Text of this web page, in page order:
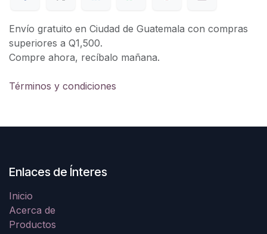
Envío gratuito en Ciudad de Guatemala con compras
superiores a Q1,500.
Compre ahora, recíbalo mañana.
Términos y condiciones
Enlaces de Ínteres
Inicio
Acerca de
Productos